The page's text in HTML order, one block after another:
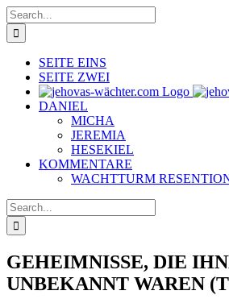
Skip
to
content
Search
for:
SEITE EINS
SEITE ZWEI
DANIEL
MICHA
JEREMIA
HESEKIEL
KOMMENTARE
WACHTTURM
Search
for:
GEHEIMNISSE, DIE
UNBEKANNT WAREN